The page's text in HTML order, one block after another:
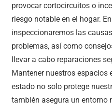
provocar cortocircuitos o
riesgo notable en el hogar.
inspeccionaremos las
problemas, así como
llevar a cabo reparaciones
Mantener nuestros espacios
estado no solo protege
también asegura un entorno